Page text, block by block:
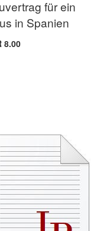
für ein
in Spanien
8.00